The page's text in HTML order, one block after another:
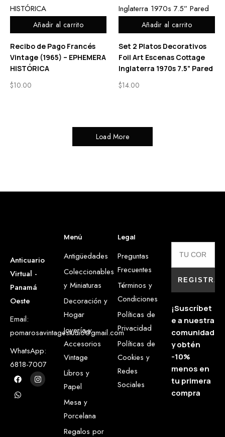
Añadir al carrito
Recibo de Pago Francés
Vintage (1965) – EPHEMERA
HISTÓRICA
$10.00
Añadir al carrito
Set 2 Platos Decorativos
Foil Art Escenas Cottage
Inglaterra 1970s 7.5” Pared
$14.00
Load More
Anticuario
Virtual -
Panamá
Oeste
Email:
pomarosavintagestudio@gmail.com
WhatsApp:
6818-7007
Menú
Antigüedades
Coleccionables
y Miniaturas
Decoración y
Hogar
Joyería y
Accesorios
Vintage
Libros y
Papel
Mesa y
Porcelana
Regalos por
Legal
Preguntas
Frecuentes
Términos y
Condiciones
Políticas de
Privacidad
Políticas de
Cookies y
Redes
Sociales
¡Suscríbet
e a nuestra
comunidad
y obtén
-10%
menos en
tu primera
compra